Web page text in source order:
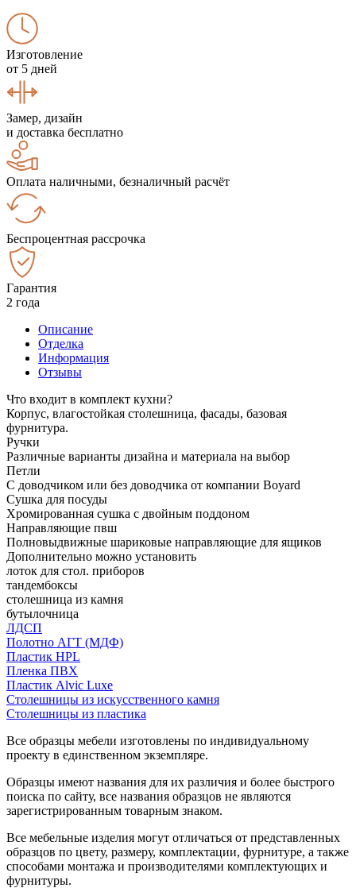
Изготовление
от 5 дней
Замер, дизайн
и доставка бесплатно
Оплата наличными, безналичный расчёт
Беспроцентная рассрочка
Гарантия
2 года
Описание
Отделка
Информация
Отзывы
Что входит в комплект кухни?
Корпус, влагостойкая столешница, фасады, базовая
фурнитура.
Ручки
Различные варианты дизайна и материала на выбор
Петли
С доводчиком или без доводчика от компании Boyard
Сушка для посуды
Хромированная сушка с двойным поддоном
Направляющие пвш
Полновыдвижные шариковые направляющие для ящиков
Дополнительно можно установить
лоток для стол. приборов
тандембоксы
столешница из камня
бутылочница
ЛДСП
Полотно АГТ (МДФ)
Пластик HPL
Пленка ПВХ
Пластик Alvic Luxe
Столешницы из искусственного камня
Столешницы из пластика
Все образцы мебели изготовлены по индивидуальному
проекту в единственном экземпляре.
Образцы имеют названия для их различия и более быстрого
поиска по сайту, все названия образцов не являются
зарегистрированным товарным знаком.
Все мебельные изделия могут отличаться от представленных
образцов по цвету, размеру, комплектации, фурнитуре, а также
способами монтажа и производителями комплектующих и
фурнитуры.